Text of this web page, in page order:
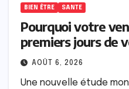
BIEN ÊTRE SANTE
Pourquoi votre
premiers jours de
AOÛT 6, 2026
Une nouvelle étude